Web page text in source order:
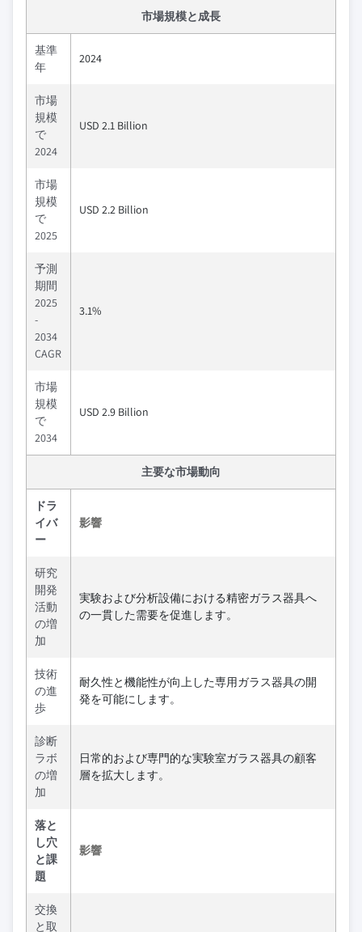
市場規模と成長
基準
年
2024
市場
規模
で
2024
USD 2.1 Billion
市場
規模
で
2025
USD 2.2 Billion
予測
期間
2025
-
2034
CAGR
3.1%
市場
規模
で
2034
USD 2.9 Billion
主要な市場動向
ドラ
イバ
ー
影響
研究
開発
活動
の増
加
実験および分析設備における精密ガラス器具へ
の一貫した需要を促進します。
技術
の進
歩
耐久性と機能性が向上した専用ガラス器具の開
発を可能にします。
診断
ラボ
の増
加
日常的および専門的な実験室ガラス器具の顧客
層を拡大します。
落と
し穴
と課
題
影響
交換
と取